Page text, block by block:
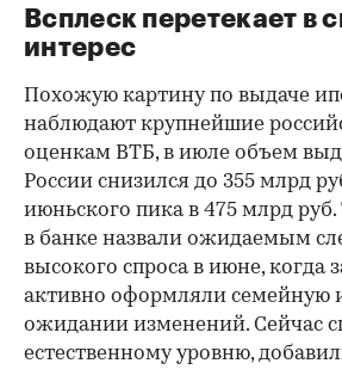
Всплеск перетекает в
интерес
Похожую картину по выдаче
наблюдают крупнейшие
оценкам ВТБ, в июле объем
России снизился до 355 млрд
июньского пика в 475 млрд
в банке назвали ожидаемым
высокого спроса в июне, когда
активно оформляли семейную
ожидании изменений. Сейчас
естественному уровню,